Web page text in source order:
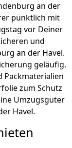
an der
pünktlich mit
vor Deiner
und
an der Havel.
geläufig.
Packmaterialien
zum Schutz
Umzugsgüter
Havel.